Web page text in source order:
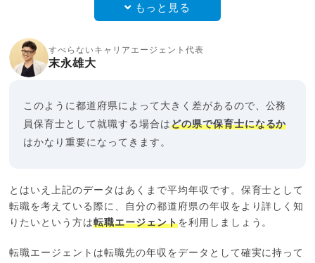
もっと見る
すべらないキャリアエージェント代表
末永雄大
このように都道府県によって大きく差があるので、公務
員保育士として就職する場合はどの県で保育士になるか
はかなり重要になってきます。
とはいえ上記のデータはあくまで平均年収です。保育士として
転職を考えている際に、自分の都道府県の年収をより詳しく知
りたいという方は転職エージェントを利用しましょう。
転職エージェントは転職先の年収をデータとして確実に持って